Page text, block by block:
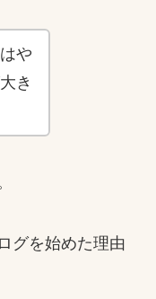
や
き
グを始めた理由